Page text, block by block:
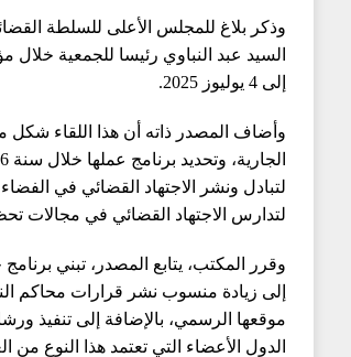
وذكر بلاغ للمجلس الأعلى للسلطة
إلى 4 يوليوز 2025.
وأضاف المصدر ذاته أن هذا اللقاء شكل
لتبادل ونشر الاجتهاد القضائي في
لتدارس الاجتهاد القضائي في مجالات
إلى زيادة منسوب نشر قرارات محاكم
موقعها الرسمي، بالإضافة إلى تنفيذ
الدول الأعضاء التي تعتمد هذا النوع